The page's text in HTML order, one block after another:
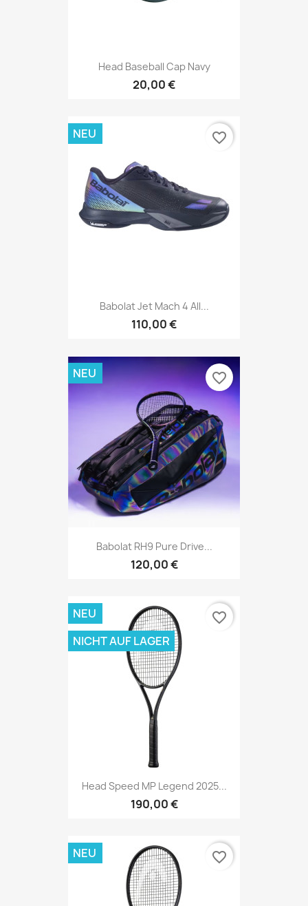
Head Baseball Cap Navy
20,00 €
Babolat Jet Mach 4 All...
110,00 €
NEU favorite_border
Babolat RH9 Pure Drive...
120,00 €
NEU favorite_border
Head Speed MP Legend 2025...
190,00 €
NEU
NICHT AUF LAGER
favorite_border
NEU favorite_border